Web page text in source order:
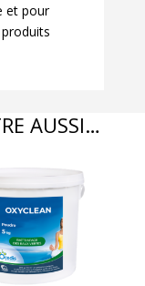
et pour
AUSSI…